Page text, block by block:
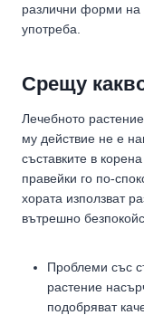
различни форми
употреба.
Срещу
Лечебното
му действие не е
съставките в
правейки го по-
хората използват
вътрешно
Проблеми със
растение
подобряват